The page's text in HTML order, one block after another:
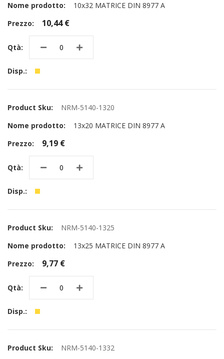
10x32 MATRICE DIN 8977 A
10,44 €
NRM-5140-1320
13x20 MATRICE DIN 8977 A
9,19 €
NRM-5140-1325
13x25 MATRICE DIN 8977 A
9,77 €
NRM-5140-1332